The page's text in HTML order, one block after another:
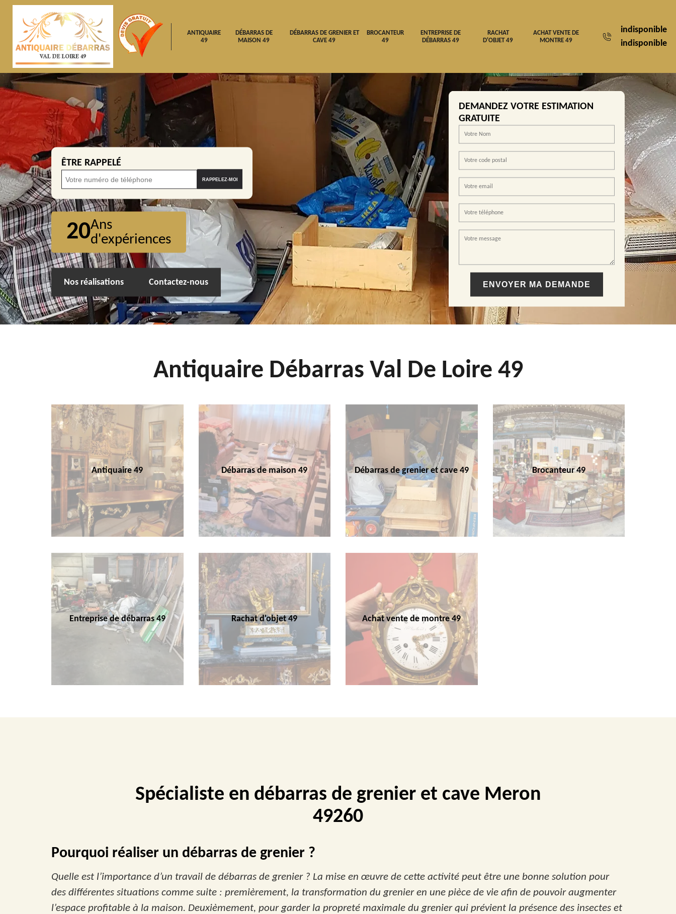
ANTIQUAIRE
49
DÉBARRAS DE
MAISON 49
DÉBARRAS DE GRENIER ET
CAVE 49
BROCANTEUR
49
ENTREPRISE DE
DÉBARRAS 49
RACHAT
D'OBJET 49
ACHAT VENTE DE
MONTRE 49
indisponible
indisponible
ÊTRE RAPPELÉ
20Ans
d'expériences
Nos réalisations Contactez-nous
DEMANDEZ VOTRE ESTIMATION
GRATUITE
Antiquaire Débarras Val De Loire 49
Antiquaire 49 Débarras de maison 49 Débarras de grenier et cave 49 Brocanteur 49
Entreprise de débarras 49 Rachat d'objet 49 Achat vente de montre 49
Spécialiste en débarras de grenier et cave Meron
49260
Pourquoi réaliser un débarras de grenier ?
Quelle est l’importance d’un travail de débarras de grenier ? La mise en œuvre de cette activité peut être une bonne solution pour
des différentes situations comme suite : premièrement, la transformation du grenier en une pièce de vie afin de pouvoir augmenter
l’espace profitable à la maison. Deuxièmement, pour garder la propreté maximale du grenier qui prévient la présence des insectes et